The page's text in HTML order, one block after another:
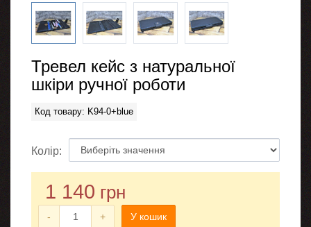
Тревел кейс з натуральної
шкіри ручної роботи
Код товару: K94-0+blue
Колір:
1 140 грн
- + У кошик